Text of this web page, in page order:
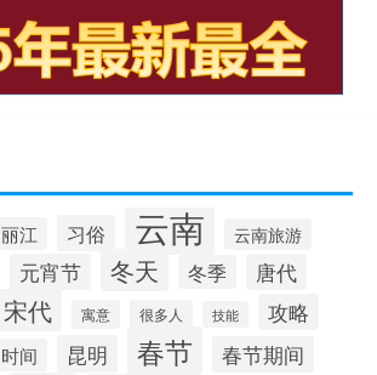
丽江 习俗 云南 云南旅游
元宵节 冬天 冬季 唐代
宋代 寓意 很多人 技能 攻略
时间 昆明 春节 春节期间